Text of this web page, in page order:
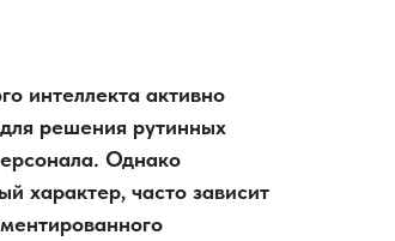
интеллекта активно
решения рутинных
Однако
характер, часто зависит